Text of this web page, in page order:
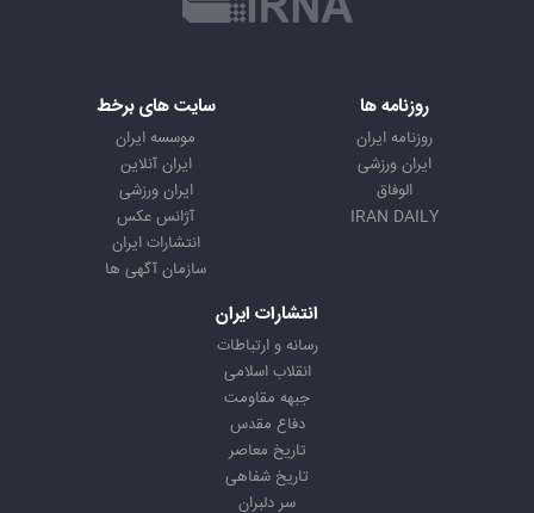
روزنامه ها
روزنامه ایران
ایران ورزشی
الوفاق
IRAN DAILY
سایت های برخط
موسسه ایران
ایران آنلاین
ایران ورزشی
آژانس عکس
انتشارات ایران
سازمان آگهی ها
انتشارات ایران
رسانه و ارتباطات
انقلاب اسلامی
جبهه مقاومت
دفاع مقدس
تاریخ معاصر
تاریخ شفاهی
سر دلبران